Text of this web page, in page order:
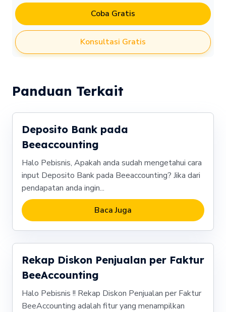
Coba Gratis
Konsultasi Gratis
Panduan Terkait
Deposito Bank pada
Beeaccounting
Halo Pebisnis, Apakah anda sudah mengetahui cara
input Deposito Bank pada Beeaccounting? Jika dari
pendapatan anda ingin...
Baca Juga
Rekap Diskon Penjualan per Faktur
BeeAccounting
Halo Pebisnis !! Rekap Diskon Penjualan per Faktur
BeeAccounting adalah fitur yang menampilkan